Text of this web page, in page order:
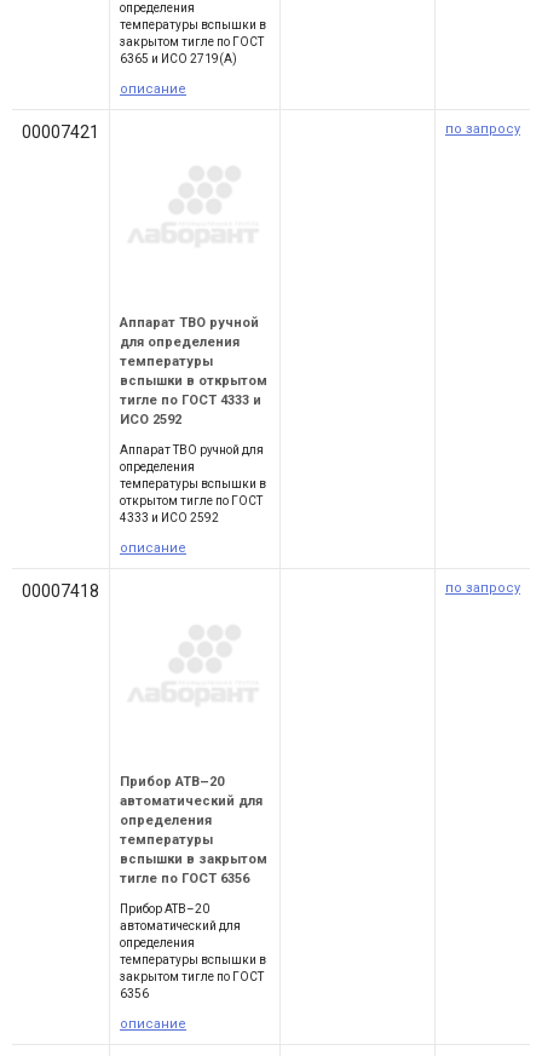
определения
температуры вспышки в
закрытом тигле по ГОСТ
6365 и ИСО 2719(А)
описание
00007421
Аппарат ТВО ручной
для определения
температуры
вспышки в открытом
тигле по ГОСТ 4333 и
ИСО 2592
Аппарат ТВО ручной для
определения
температуры вспышки в
открытом тигле по ГОСТ
4333 и ИСО 2592
описание
по запросу
00007418
Прибор АТВ–20
автоматический для
определения
температуры
вспышки в закрытом
тигле по ГОСТ 6356
Прибор АТВ–20
автоматический для
определения
температуры вспышки в
закрытом тигле по ГОСТ
6356
описание
по запросу